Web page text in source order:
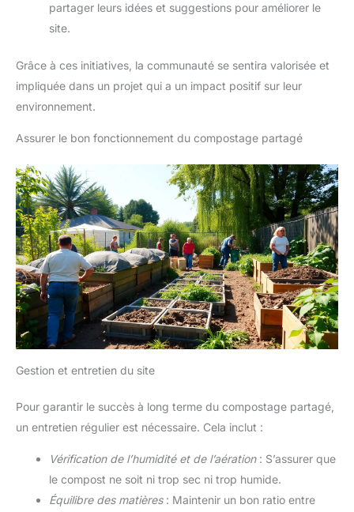
partager leurs idées et suggestions pour améliorer le
site.
Grâce à ces initiatives, la communauté se sentira valorisée et
impliquée dans un projet qui a un impact positif sur leur
environnement.
Assurer le bon fonctionnement du compostage partagé
Gestion et entretien du site
Pour garantir le succès à long terme du compostage partagé,
un entretien régulier est nécessaire. Cela inclut :
Vérification de l’humidité et de l’aération: S’assurer que
le compost ne soit ni trop sec ni trop humide.
Équilibre des matières: Maintenir un bon ratio entre